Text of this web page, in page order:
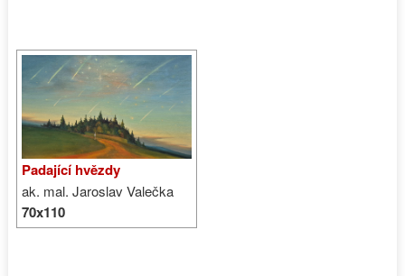
Padající hvězdy
ak. mal. Jaroslav Valečka
70x110